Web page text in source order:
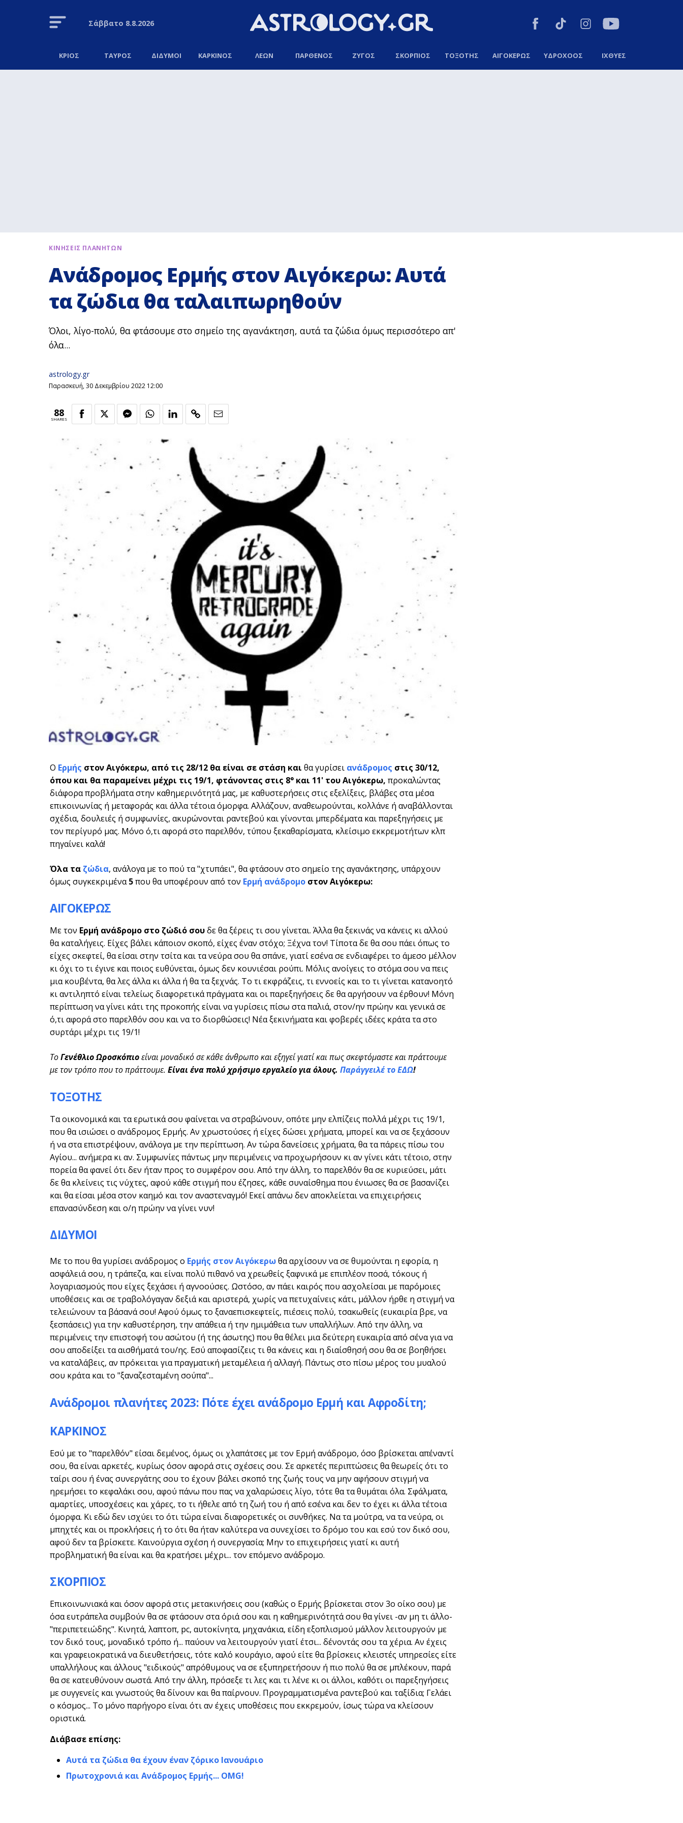
Σάββατο 8.8.2026
ΚΡΙΟΣ ΤΑΥΡΟΣ ΔΙΔΥΜΟΙ ΚΑΡΚΙΝΟΣ ΛΕΩΝ ΠΑΡΘΕΝΟΣ ΖΥΓΟΣ ΣΚΟΡΠΙΟΣ ΤΟΞΟΤΗΣ ΑΙΓΟΚΕΡΩΣ ΥΔΡΟΧΟΟΣ ΙΧΘΥΕΣ
ΚΙΝΗΣΕΙΣ ΠΛΑΝΗΤΩΝ
Ανάδρομος Ερμής στον Αιγόκερω: Αυτά
τα ζώδια θα ταλαιπωρηθούν
Όλοι, λίγο-πολύ, θα φτάσουμε στο σημείο της αγανάκτηση, αυτά τα ζώδια όμως περισσότερο απ'
όλα...
astrology.gr
Παρασκευή, 30 Δεκεμβρίου 2022 12:00
88
SHARES
Ο Ερμής στον Αιγόκερω, από τις 28/12 θα είναι σε στάση και θα γυρίσει ανάδρομος στις 30/12,
όπου και θα παραμείνει μέχρι τις 19/1, φτάνοντας στις 8° και 11' του Αιγόκερω, προκαλώντας
διάφορα προβλήματα στην καθημερινότητά μας, με καθυστερήσεις στις εξελίξεις, βλάβες στα μέσα
επικοινωνίας ή μεταφοράς και άλλα τέτοια όμορφα. Αλλάζουν, αναθεωρούνται, κολλάνε ή αναβάλλονται
σχέδια, δουλειές ή συμφωνίες, ακυρώνονται ραντεβού και γίνονται μπερδέματα και παρεξηγήσεις με
τον περίγυρό μας. Μόνο ό,τι αφορά στο παρελθόν, τύπου ξεκαθαρίσματα, κλείσιμο εκκρεμοτήτων κλπ
πηγαίνει καλά!
Όλα τα ζώδια, ανάλογα με το πού τα "χτυπάει", θα φτάσουν στο σημείο της αγανάκτησης, υπάρχουν
όμως συγκεκριμένα5που θα υποφέρουν από τον Ερμή ανάδρομο στον Αιγόκερω:
ΑΙΓΟΚΕΡΩΣ
Με τον Ερμή ανάδρομο στο ζώδιό σουδε θα ξέρεις τι σου γίνεται. Άλλα θα ξεκινάς να κάνεις κι αλλού
θα καταλήγεις. Είχες βάλει κάποιον σκοπό, είχες έναν στόχο; Ξέχνα τον! Τίποτα δε θα σου πάει όπως το
είχες σκεφτεί, θα είσαι στην τσίτα και τα νεύρα σου θα σπάνε, γιατί εσένα σε ενδιαφέρει το άμεσο μέλλον
κι όχι το τι έγινε και ποιος ευθύνεται, όμως δεν κουνιέσαι ρούπι. Μόλις ανοίγεις το στόμα σου να πεις
μια κουβέντα, θα λες άλλα κι άλλα ή θα τα ξεχνάς. Το τι εκφράζεις, τι εννοείς και το τι γίνεται κατανοητό
κι αντιληπτό είναι τελείως διαφορετικά πράγματα και οι παρεξηγήσεις δε θα αργήσουν να έρθουν! Μόνη
περίπτωση να γίνει κάτι της προκοπής είναι να γυρίσεις πίσω στα παλιά, στον/ην πρώην και γενικά σε
ό,τι αφορά στο παρελθόν σου και να το διορθώσεις! Νέα ξεκινήματα και φοβερές ιδέες κράτα τα στο
συρτάρι μέχρι τις 19/1!
ΤοΓενέθλιο Ωροσκόπιοείναι μοναδικό σε κάθε άνθρωπο και εξηγεί γιατί και πως σκεφτόμαστε και πράττουμε
με τον τρόπο που το πράττουμε. Είναι ένα πολύ χρήσιμο εργαλείο για όλους. Παράγγειλέ το ΕΔΩ!
ΤΟΞΟΤΗΣ
Τα οικονομικά και τα ερωτικά σου φαίνεται να στραβώνουν, οπότε μην ελπίζεις πολλά μέχρι τις 19/1,
που θα ισιώσει ο ανάδρομος Ερμής. Αν χρωστούσες ή είχες δώσει χρήματα, μπορεί και να σε ξεχάσουν
ή να στα επιστρέψουν, ανάλογα με την περίπτωση. Αν τώρα δανείσεις χρήματα, θα τα πάρεις πίσω του
Αγίου... ανήμερα κι αν. Συμφωνίες πάντως μην περιμένεις να προχωρήσουν κι αν γίνει κάτι τέτοιο, στην
πορεία θα φανεί ότι δεν ήταν προς το συμφέρον σου. Από την άλλη, το παρελθόν θα σε κυριεύσει, μάτι
δε θα κλείνεις τις νύχτες, αφού κάθε στιγμή που έζησες, κάθε συναίσθημα που ένιωσες θα σε βασανίζει
και θα είσαι μέσα στον καημό και τον αναστεναγμό! Εκεί απάνω δεν αποκλείεται να επιχειρήσεις
επανασύνδεση και ο/η πρώην να γίνει νυν!
ΔΙΔΥΜΟΙ
Με το που θα γυρίσει ανάδρομος ο Ερμής στον Αιγόκερωθα αρχίσουν να σε θυμούνται η εφορία, η
ασφάλειά σου, η τράπεζα, και είναι πολύ πιθανό να χρεωθείς ξαφνικά με επιπλέον ποσά, τόκους ή
λογαριασμούς που είχες ξεχάσει ή αγνοούσες. Ωστόσο, αν πάει καιρός που ασχολείσαι με παρόμοιες
υποθέσεις και σε τραβολόγαγαν δεξιά και αριστερά, χωρίς να πετυχαίνεις κάτι, μάλλον ήρθε η στιγμή να
τελειώνουν τα βάσανά σου! Αφού όμως το ξαναεπισκεφτείς, πιέσεις πολύ, τσακωθείς (ευκαιρία βρε, να
ξεσπάσεις) για την καθυστέρηση, την απάθεια ή την ημιμάθεια των υπαλλήλων. Από την άλλη, να
περιμένεις την επιστοφή του ασώτου (ή της άσωτης) που θα θέλει μια δεύτερη ευκαιρία από σένα για να
σου αποδείξει τα αισθήματά του/ης. Εσύ αποφασίζεις τι θα κάνεις και η διαίσθησή σου θα σε βοηθήσει
να καταλάβεις, αν πρόκειται για πραγματική μεταμέλεια ή αλλαγή. Πάντως στο πίσω μέρος του μυαλού
σου κράτα και το "ξαναζεσταμένη σούπα"...
Ανάδρομοι πλανήτες 2023: Πότε έχει ανάδρομο Ερμή και Αφροδίτη;
ΚΑΡΚΙΝΟΣ
Εσύ με το "παρελθόν" είσαι δεμένος, όμως οι χλαπάτσες με τον Ερμή ανάδρομο, όσο βρίσκεται απέναντί
σου, θα είναι αρκετές, κυρίως όσον αφορά στις σχέσεις σου. Σε αρκετές περιπτώσεις θα θεωρείς ότι το
ταίρι σου ή ένας συνεργάτης σου το έχουν βάλει σκοπό της ζωής τους να μην αφήσουν στιγμή να
ηρεμήσει το κεφαλάκι σου, αφού πάνω που πας να χαλαρώσεις λίγο, τότε θα τα θυμάται όλα. Σφάλματα,
αμαρτίες, υποσχέσεις και χάρες, το τι ήθελε από τη ζωή του ή από εσένα και δεν το έχει κι άλλα τέτοια
όμορφα. Κι εδώ δεν ισχύει το ότι τώρα είναι διαφορετικές οι συνθήκες. Να τα μούτρα, να τα νεύρα, οι
μπηχτές και οι προκλήσεις ή το ότι θα ήταν καλύτερα να συνεχίσει το δρόμο του και εσύ τον δικό σου,
αφού δεν τα βρίσκετε. Καινούργια σχέση ή συνεργασία; Μην το επιχειρήσεις γιατί κι αυτή
προβληματική θα είναι και θα κρατήσει μέχρι... τον επόμενο ανάδρομο.
ΣΚΟΡΠΙΟΣ
Επικοινωνιακά και όσον αφορά στις μετακινήσεις σου (καθώς ο Ερμής βρίσκεται στον 3ο οίκο σου) με
όσα ευτράπελα συμβούν θα σε φτάσουν στα όριά σου και η καθημερινότητά σου θα γίνει -αν μη τι άλλο-
"περιπετειώδης". Κινητά, λαπτοπ, pc, αυτοκίνητα, μηχανάκια, είδη εξοπλισμού μάλλον λειτουργούν με
τον δικό τους, μοναδικό τρόπο ή... παύουν να λειτουργούν γιατί έτσι... δένοντάς σου τα χέρια. Αν έχεις
και γραφειοκρατικά να διευθετήσεις, τότε καλό κουράγιο, αφού είτε θα βρίσκεις κλειστές υπηρεσίες είτε
υπαλλήλους και άλλους "ειδικούς" απρόθυμους να σε εξυπηρετήσουν ή πιο πολύ θα σε μπλέκουν, παρά
θα σε κατευθύνουν σωστά. Από την άλλη, πρόσεξε τι λες και τι λένε κι οι άλλοι, καθότι οι παρεξηγήσεις
με συγγενείς και γνωστούς θα δίνουν και θα παίρνουν. Προγραμματισμένα ραντεβού και ταξίδια; Γελάει
ο κόσμος... Το μόνο παρήγορο είναι ότι αν έχεις υποθέσεις που εκκρεμούν, ίσως τώρα να κλείσουν
οριστικά.
Διάβασε επίσης:
Αυτά τα ζώδια θα έχουν έναν ζόρικο Ιανουάριο
Πρωτοχρονιά και Ανάδρομος Ερμής... OMG!